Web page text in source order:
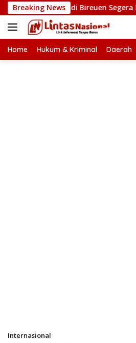
Langsung
ke
konten
Breaking News
Putus di Bireuen Segera
Home Hukum & Kriminal Daerah
Internasional